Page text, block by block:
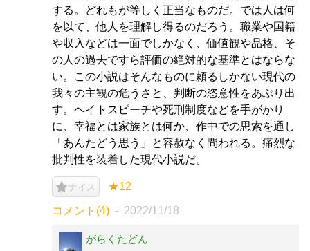
する。どれもが等しく正当なものだ。では人は何
を以て、他人を理解し得るのだろう。職業や国籍
や収入などは一面でしかなく、価値観や品格、そ
の人の過去ですら評価の絶対的な基準とはならな
い。この小説はそんなものに頼るしかない現代の
我々の主観の危うさと、判断の恣意性をあぶり出
す。ヘイトスピーチや死刑制度などを手がかり
に、幸福とは家族とは何か、作中での思索を通し
「あんたどう思う」と容赦なく問われる。痛烈な
批判性を装着した現代小説だ。
ナイス ★12
コメント(4) 2022/11/18
がらくたどん